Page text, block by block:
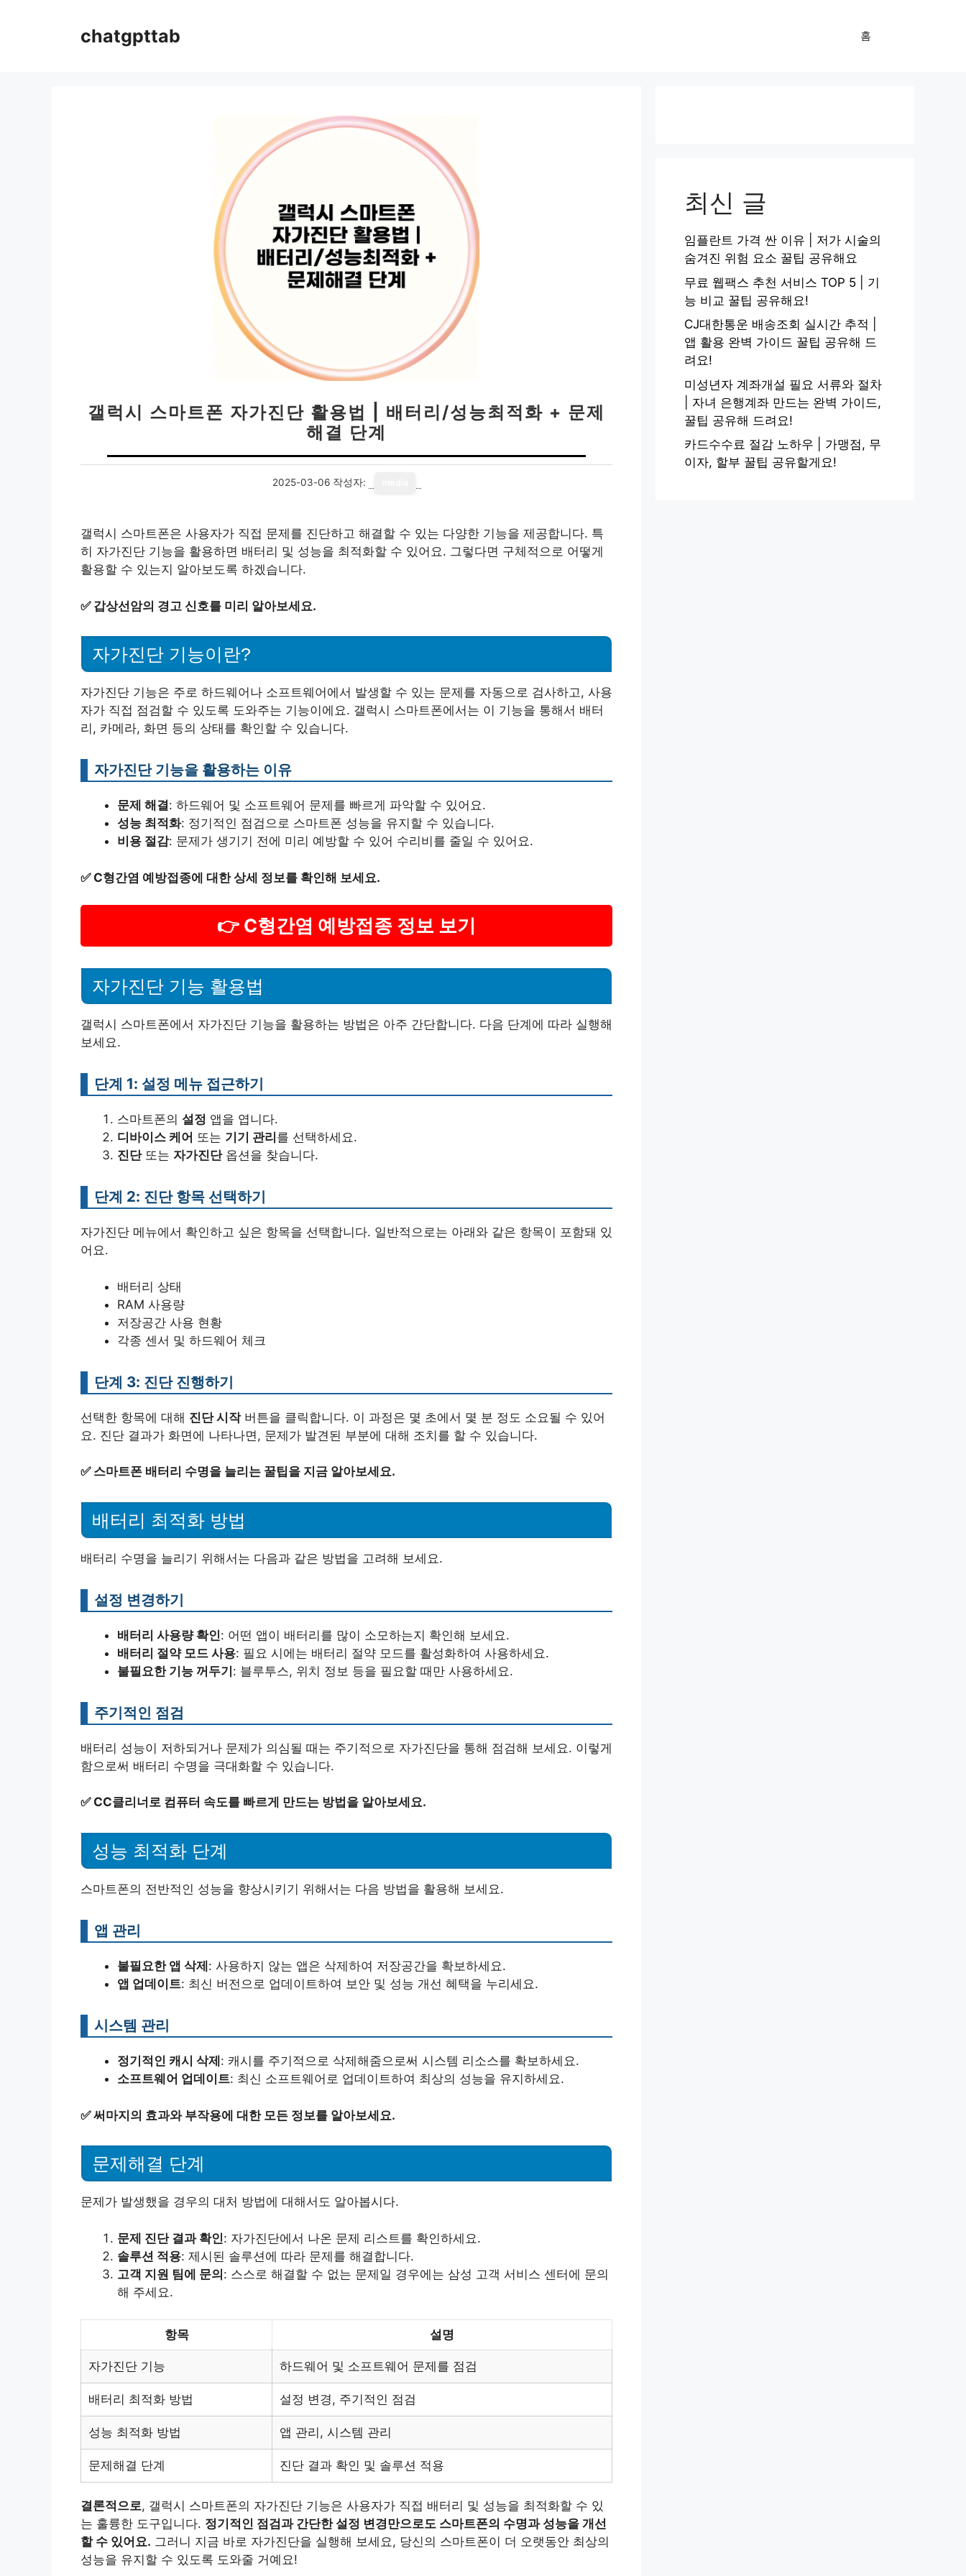
chatgpttab 홈
갤럭시 스마트폰 자가진단 활용법 | 배터리/성능최적화 + 문제
해결 단계
2025-03-06 작성자:
갤럭시 스마트폰은 사용자가 직접 문제를 진단하고 해결할 수 있는 다양한 기능을 제공합니다. 특
히 자가진단 기능을 활용하면 배터리 및 성능을 최적화할 수 있어요. 그렇다면 구체적으로 어떻게
활용할 수 있는지 알아보도록 하겠습니다.
✅ 갑상선암의 경고 신호를 미리 알아보세요.
자가진단 기능이란?
자가진단 기능은 주로 하드웨어나 소프트웨어에서 발생할 수 있는 문제를 자동으로 검사하고, 사용
자가 직접 점검할 수 있도록 도와주는 기능이에요. 갤럭시 스마트폰에서는 이 기능을 통해서 배터
리, 카메라, 화면 등의 상태를 확인할 수 있습니다.
자가진단 기능을 활용하는 이유
문제 해결: 하드웨어 및 소프트웨어 문제를 빠르게 파악할 수 있어요.
성능 최적화: 정기적인 점검으로 스마트폰 성능을 유지할 수 있습니다.
비용 절감: 문제가 생기기 전에 미리 예방할 수 있어 수리비를 줄일 수 있어요.
✅ C형간염 예방접종에 대한 상세 정보를 확인해 보세요.
👉 C형간염 예방접종 정보 보기
자가진단 기능 활용법
갤럭시 스마트폰에서 자가진단 기능을 활용하는 방법은 아주 간단합니다. 다음 단계에 따라 실행해
보세요.
단계 1: 설정 메뉴 접근하기
스마트폰의 설정 앱을 엽니다.
디바이스 케어 또는 기기 관리 를 선택하세요.
진단또는 자가진단옵션을 찾습니다.
단계 2: 진단 항목 선택하기
자가진단 메뉴에서 확인하고 싶은 항목을 선택합니다. 일반적으로는 아래와 같은 항목이 포함돼 있
어요.
배터리 상태
RAM 사용량
저장공간 사용 현황
각종 센서 및 하드웨어 체크
단계 3: 진단 진행하기
선택한 항목에 대해 진단 시작버튼을 클릭합니다. 이 과정은 몇 초에서 몇 분 정도 소요될 수 있어
요. 진단 결과가 화면에 나타나면, 문제가 발견된 부분에 대해 조치를 할 수 있습니다.
✅ 스마트폰 배터리 수명을 늘리는 꿀팁을 지금 알아보세요.
배터리 최적화 방법
배터리 수명을 늘리기 위해서는 다음과 같은 방법을 고려해 보세요.
설정 변경하기
배터리 사용량 확인: 어떤 앱이 배터리를 많이 소모하는지 확인해 보세요.
배터리 절약 모드 사용: 필요 시에는 배터리 절약 모드를 활성화하여 사용하세요.
불필요한 기능 꺼두기: 블루투스, 위치 정보 등을 필요할 때만 사용하세요.
주기적인 점검
배터리 성능이 저하되거나 문제가 의심될 때는 주기적으로 자가진단을 통해 점검해 보세요. 이렇게
함으로써 배터리 수명을 극대화할 수 있습니다.
✅ CC클리너로 컴퓨터 속도를 빠르게 만드는 방법을 알아보세요.
성능 최적화 단계
스마트폰의 전반적인 성능을 향상시키기 위해서는 다음 방법을 활용해 보세요.
앱 관리
불필요한 앱 삭제 : 사용하지 않는 앱은 삭제하여 저장공간을 확보하세요.
앱 업데이트: 최신 버전으로 업데이트하여 보안 및 성능 개선 혜택을 누리세요.
시스템 관리
정기적인 캐시 삭제 : 캐시를 주기적으로 삭제해줌으로써 시스템 리소스를 확보하세요.
소프트웨어 업데이트: 최신 소프트웨어로 업데이트하여 최상의 성능을 유지하세요.
✅써마지의 효과와 부작용에 대한 모든 정보를 알아보세요.
문제해결 단계
문제가 발생했을 경우의 대처 방법에 대해서도 알아봅시다.
문제 진단 결과 확인: 자가진단에서 나온 문제 리스트를 확인하세요.
솔루션 적용: 제시된 솔루션에 따라 문제를 해결합니다.
고객 지원 팀에 문의: 스스로 해결할 수 없는 문제일 경우에는 삼성 고객 서비스 센터에 문의
해 주세요.
항목 설명
자가진단 기능 하드웨어 및 소프트웨어 문제를 점검
배터리 최적화 방법 설정 변경, 주기적인 점검
성능 최적화 방법 앱 관리, 시스템 관리
문제해결 단계 진단 결과 확인 및 솔루션 적용
결론적으로, 갤럭시 스마트폰의 자가진단 기능은 사용자가 직접 배터리 및 성능을 최적화할 수 있
는 훌륭한 도구입니다. 정기적인 점검과 간단한 설정 변경만으로도 스마트폰의 수명과 성능을 개선
할 수 있어요. 그러니 지금 바로 자가진단을 실행해 보세요, 당신의 스마트폰이 더 오랫동안 최상의
성능을 유지할 수 있도록 도와줄 거예요!
최신 글
임플란트 가격 싼 이유 | 저가 시술의
숨겨진 위험 요소 꿀팁 공유해요
무료 웹팩스 추천 서비스 TOP 5 | 기
능 비교 꿀팁 공유해요!
CJ대한통운 배송조회 실시간 추적 |
앱 활용 완벽 가이드 꿀팁 공유해 드
려요!
미성년자 계좌개설 필요 서류와 절차
| 자녀 은행계좌 만드는 완벽 가이드,
꿀팁 공유해 드려요!
카드수수료 절감 노하우 | 가맹점, 무
이자, 할부 꿀팁 공유할게요!